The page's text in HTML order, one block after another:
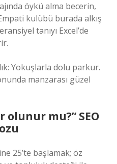
öykü alma becerin,
kulübü burada alkış
tanıyı Excel’de
Yokuşlarla dolu parkur.
manzarası güzel
olunur mu?” SEO
25’te başlamak; öz